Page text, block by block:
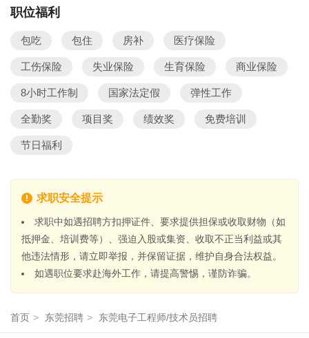
职位福利
包吃 包住 房补 医疗保险
工伤保险 失业保险 生育保险 商业保险
8小时工作制 国家法定假 弹性工作
全勤奖 项目奖 绩效奖 免费培训
节日福利
求职安全提示
求职中如遇招聘方扣押证件、要求提供担保或收取财物（如
抵押金、培训费等）、强迫入股或集资、收取不正当利益或其
他违法情形，请立即举报，并保留证据，维护自身合法权益。
如遇职位要求赴海外工作，请提高警惕，谨防诈骗。
首页 > 东莞招聘 > 东莞电子工程师/技术员招聘